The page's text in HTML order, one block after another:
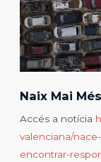
Naix Mai
Accés a notícia
valenciana/
encontrar-